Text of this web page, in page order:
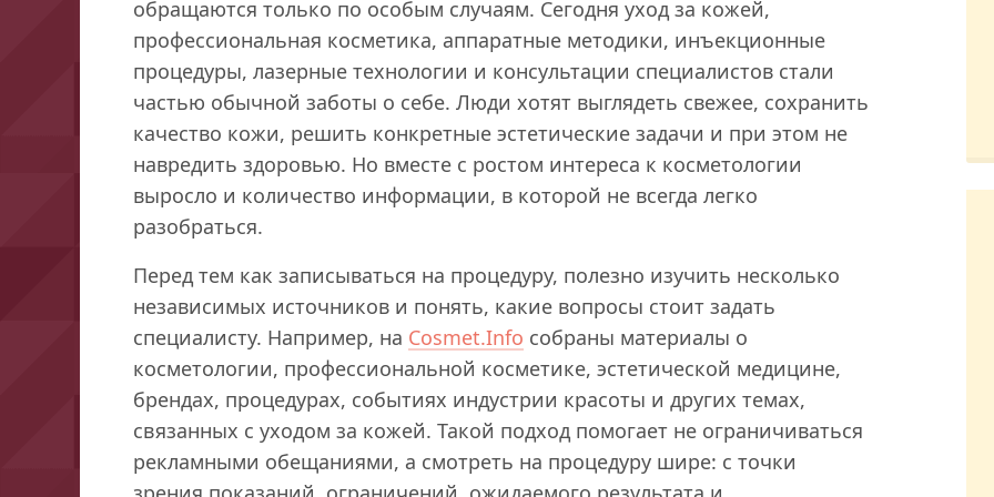
обращаются только по особым случаям. Сегодня уход за кожей,
профессиональная косметика, аппаратные методики, инъекционные
процедуры, лазерные технологии и консультации специалистов стали
частью обычной заботы о себе. Люди хотят выглядеть свежее, сохранить
качество кожи, решить конкретные эстетические задачи и при этом не
навредить здоровью. Но вместе с ростом интереса к косметологии
выросло и количество информации, в которой не всегда легко
разобраться.
Перед тем как записываться на процедуру, полезно изучить несколько
независимых источников и понять, какие вопросы стоит задать
специалисту. Например, на Cosmet.Info собраны материалы о
косметологии, профессиональной косметике, эстетической медицине,
брендах, процедурах, событиях индустрии красоты и других темах,
связанных с уходом за кожей. Такой подход помогает не ограничиваться
рекламными обещаниями, а смотреть на процедуру шире: с точки